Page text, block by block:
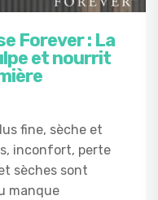
Forever : La
et nourrit
fine, sèche et
inconfort, perte
sèches sont
manque